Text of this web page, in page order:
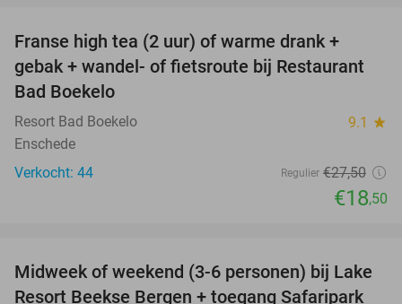
Franse high tea (2 uur) of warme drank +
gebak + wandel- of fietsroute bij Restaurant
Bad Boekelo
Resort Bad Boekelo 9.1 star
Enschede
Verkocht: 44
Regulier €27,50
€18,50
53%
Midweek of weekend (3-6 personen) bij Lake
Resort Beekse Bergen + toegang Safaripark